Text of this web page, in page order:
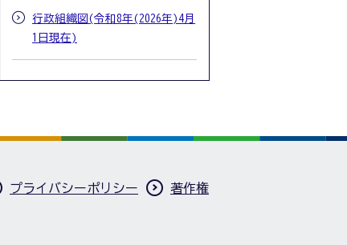
行政組織図(令和8年(2026年)4月
1日現在)
プライバシーポリシー 著作権